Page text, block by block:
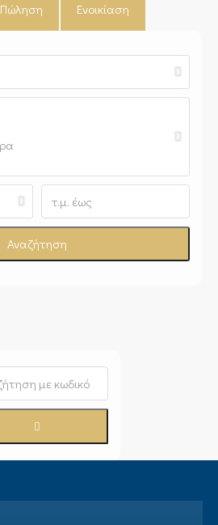
Πώληση Ενοικίαση
Αναζήτηση